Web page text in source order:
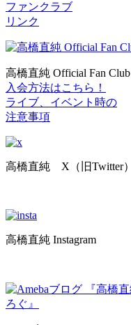
ファンクラブ
リンク
高橋直純 Official Fan Club
入会方法はこちら！
ライブ、イベント時の
注意事項
高橋直純 X（旧Twitter）
高橋直純 Instagram